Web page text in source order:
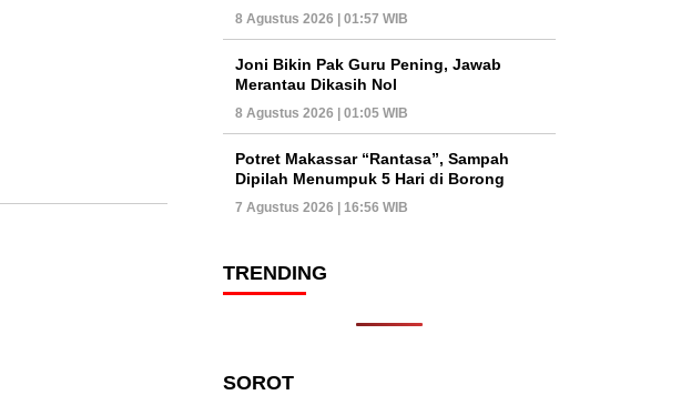
8 Agustus 2026 | 01:57 WIB
Joni Bikin Pak Guru Pening, Jawab
Merantau Dikasih Nol
8 Agustus 2026 | 01:05 WIB
Potret Makassar “Rantasa”, Sampah
Dipilah Menumpuk 5 Hari di Borong
7 Agustus 2026 | 16:56 WIB
TRENDING
SOROT